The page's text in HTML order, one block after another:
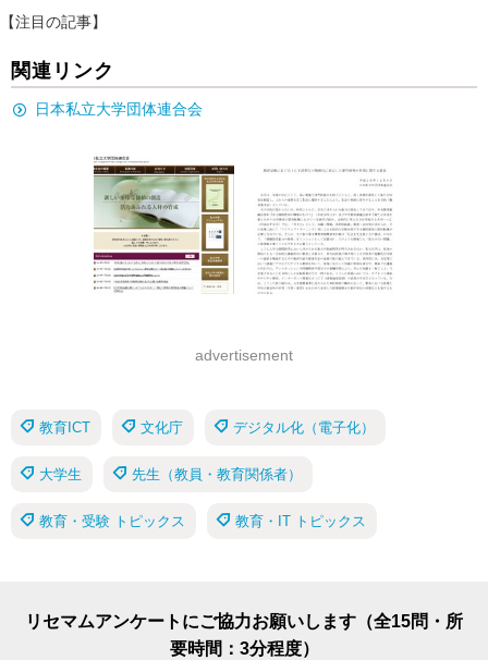
【注目の記事】
関連リンク
日本私立大学団体連合会
advertisement
教育ICT 文化庁 デジタル化（電子化）
大学生 先生（教員・教育関係者）
教育・受験 トピックス 教育・IT トピックス
リセマムアンケートにご協力お願いします（全15問・所
要時間：3分程度）